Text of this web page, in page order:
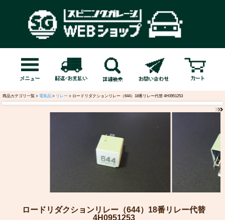
商品カテゴリ一覧 > 電装品 > リレー > ロードリダクションリレー（644）18番リレー代替 4H0951253
ロードリダクションリレー（644）18番リレー代替
4H0951253